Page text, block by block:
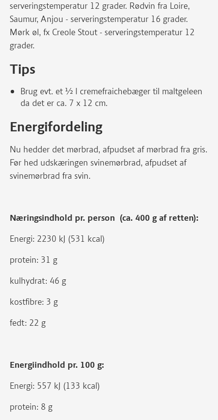
serveringstemperatur 12 grader. Rødvin fra Loire,
Saumur, Anjou - serveringstemperatur 16 grader.
Mørk øl, fx Creole Stout - serveringstemperatur 12
grader.
Tips
Brug evt. et ½ l cremefraichebæger til maltgeleen
da det er ca. 7 x 12 cm.
Energifordeling
Nu hedder det mørbrad, afpudset af mørbrad fra gris.
Før hed udskæringen svinemørbrad, afpudset af
svinemørbrad fra svin.
Næringsindhold pr. person (ca. 400 g af retten):
Energi: 2230 kJ (531 kcal)
protein: 31 g
kulhydrat: 46 g
kostfibre: 3 g
fedt: 22 g
Energiindhold pr. 100 g:
Energi: 557 kJ (133 kcal)
protein: 8 g